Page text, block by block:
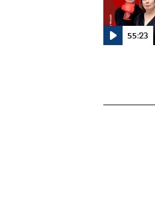
55:23